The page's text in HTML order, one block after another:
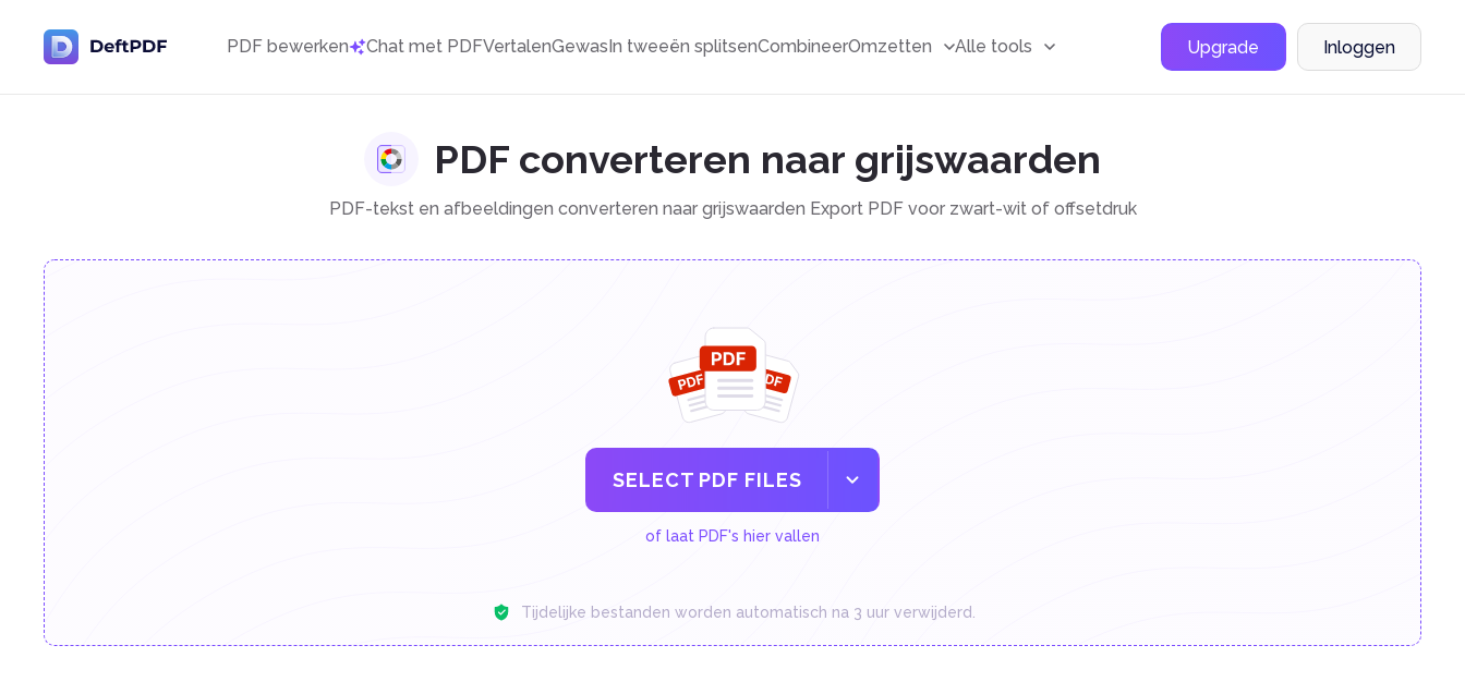
PDF bewerken Chat met PDFVertalenGewasIn tweeën splitsenCombineerOmzetten Alle tools Upgrade Inloggen
PDF converteren naar grijswaarden
PDF-tekst en afbeeldingen converteren naar grijswaarden Export PDF voor zwart-wit of offsetdruk
SELECT PDF FILES
of laat PDF's hier vallen
Tijdelijke bestanden worden automatisch na 3 uur verwijderd.